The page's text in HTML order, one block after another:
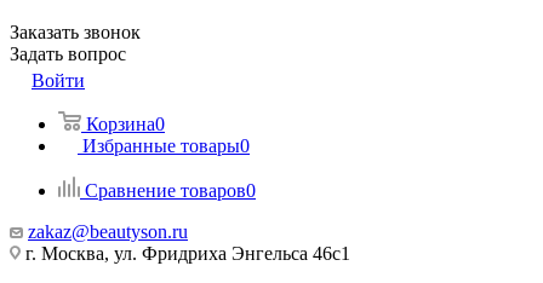
Заказать звонок
Задать вопрос
Войти
Корзина0
Избранные товары0
Сравнение товаров0
zakaz@beautyson.ru
г. Москва, ул. Фридриха Энгельса 46с1